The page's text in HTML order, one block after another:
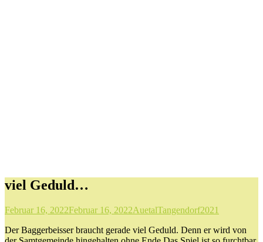
viel Geduld…
Februar 16, 2022Februar 16, 2022AuetalTangendorf2021
Der Baggerbeisser braucht gerade viel Geduld. Denn er wird von